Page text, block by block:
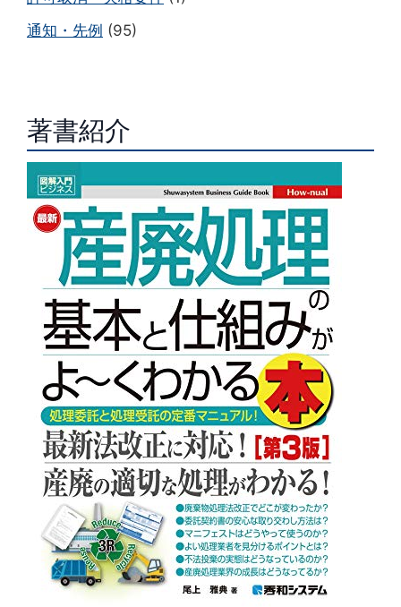
通知・先例 (95)
著書紹介